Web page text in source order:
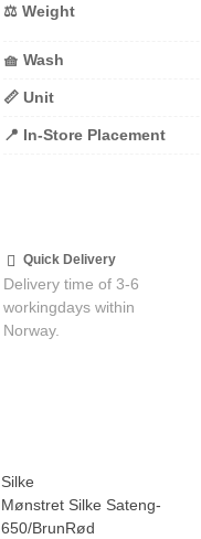
⚖️ Weight
🧺 Wash
📏 Unit
📍 In-Store Placement
Quick Delivery
Delivery time of 3-6
workingdays within
Norway.
NEW
Silke
Mønstret Silke Sateng-
650/BrunRød